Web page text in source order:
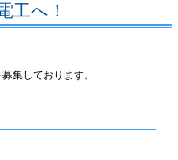
工へ！
集しております。